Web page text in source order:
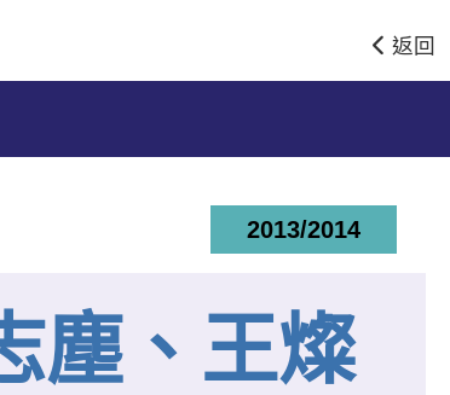
返回
2013/2014
塵、王燦